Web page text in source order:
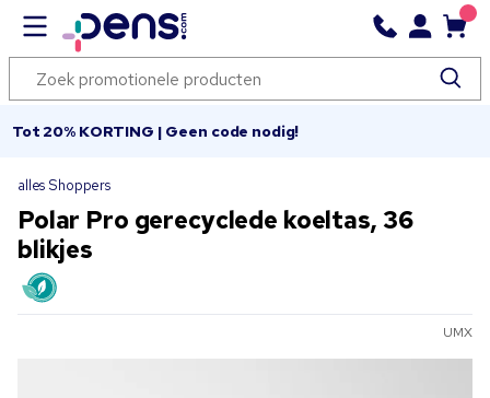
Tot 20% KORTING | Geen code nodig!
alles Shoppers
Polar Pro gerecyclede koeltas, 36
blikjes
UMX